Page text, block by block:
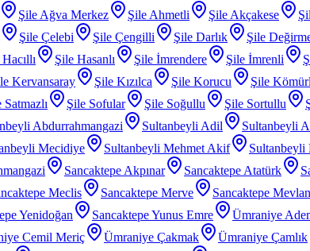
Şile Ağva Merkez Şile Ahmetli Şile Akçakese
Şile Çelebi Şile Çengilli Şile Darlık Şile
Şile Hasanlı Şile İmrendere Şile İmrenli
Kervansaray Şile Kızılca Şile Korucu Şile
Satmazlı Şile Sofular Şile Soğullu Şile Sortullu
Abdurrahmangazi Sultanbeyli Adil Sultanbeyli
Mecidiye Sultanbeyli Mehmet Akif Sultanbeyli
Sancaktepe Akpınar Sancaktepe Atatürk
Meclis Sancaktepe Merve Sancaktepe
Yenidoğan Sancaktepe Yunus Emre Ümraniye
Cemil Meriç Ümraniye Çakmak Ümraniye Çamlık